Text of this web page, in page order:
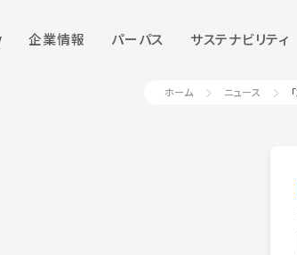
企業情報 パーパス サステナビリティ
ホーム ニュース